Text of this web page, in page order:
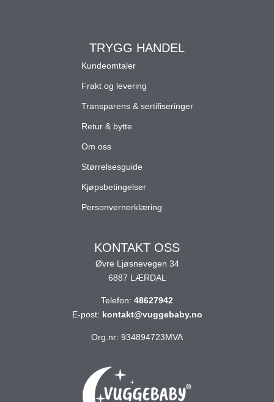
KONTAKT OSS
Øvre Ljøsnevegen 34
6887 LÆRDAL
Telefon: 48627942
E-post: kontakt@vuggebaby.no
Org.nr: 934894723MVA
TRYGG HANDEL
Kundeomtaler
Frakt og levering
Transparens & sertifiseringer
Retur & bytte
Om oss
Størrelsesguide
Kjøpsbetingelser
Personvernerklæring